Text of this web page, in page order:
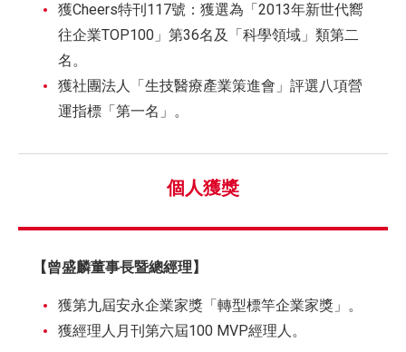
獲Cheers特刊117號：獲選為「2013年新世代嚮
往企業TOP100」第36名及「科學領域」類第二
名。
獲社團法人「生技醫療產業策進會」評選八項營
運指標「第一名」。
個人獲獎
【曾盛麟董事長暨總經理】
獲第九屆安永企業家獎「轉型標竿企業家獎」。
獲經理人月刊第六屆100 MVP經理人。